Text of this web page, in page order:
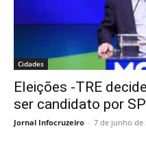
Cidades
Eleições -TRE
ser candidato por SP
Jornal Infocruzeiro - 7 de junho de